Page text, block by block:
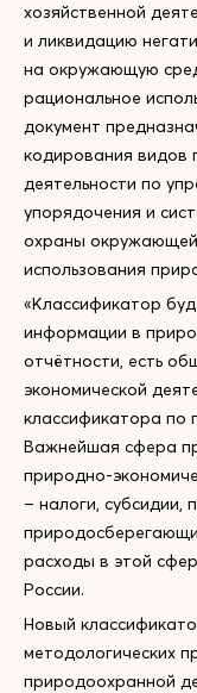
хозяйственной
и ликвидацию
на окружающую
рациональное
документ
кодирования видов
деятельности по
упорядочения и
охраны
использования
«Классификатор
информации в
отчётности, есть
экономической
классификатора по
Важнейшая сфера
природно-
– налоги, субсидии,
расходы в этой
России.
Новый
методологических
природоохранной